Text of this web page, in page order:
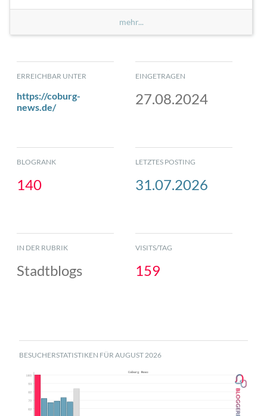
mehr...
ERREICHBAR UNTER
https://coburg-
news.de/
EINGETRAGEN
27.08.2024
BLOGRANK
140
LETZTES POSTING
31.07.2026
IN DER RUBRIK
Stadtblogs
VISITS/TAG
159
BESUCHERSTATISTIKEN FÜR AUGUST 2026